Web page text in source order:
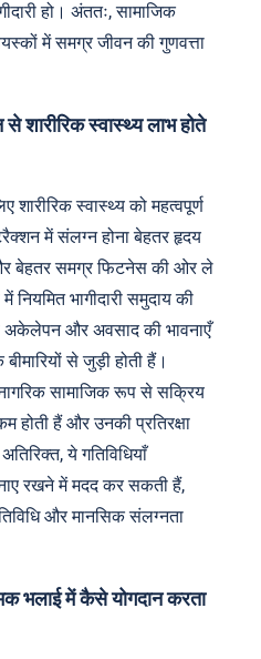
हो। अंततः, सामाजिक
में समग्र जीवन की गुणवत्ता
शारीरिक स्वास्थ्य लाभ होते
शारीरिक स्वास्थ्य को महत्वपूर्ण
में संलग्न होना बेहतर हृदय
बेहतर समग्र फिटनेस की ओर ले
नियमित भागीदारी समुदाय की
अकेलेपन और अवसाद की भावनाएँ
से जुड़ी होती हैं।
सामाजिक रूप से सक्रिय
होती हैं और उनकी प्रतिरक्षा
ये गतिविधियाँ
रखने में मदद कर सकती हैं,
और मानसिक संलग्नता
भलाई में कैसे योगदान करता